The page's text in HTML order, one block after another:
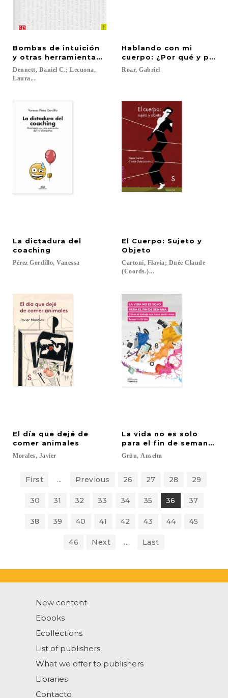
Bombas de intuición
y otras herramientas del pensamiento
Dennett, Daniel C.; Lecuona,
Laura...
Hablando con mi
cuerpo: ¿Por qué y para
Roar, Gabriel
La dictadura del
coaching
Pérez Gordillo, Vanessa
El Cuerpo: Sujeto y
Objeto
Cartoni, Flavia; Duée Claude
(Coords.)...
El día que dejé de
comer animales
Morales, Javier
La vida no es solo
para el fin de semana:
Grün, Anselm
First ... Previous 26 27 28 29
30 31 32 33 34 35 36 37
38 39 40 41 42 43 44 45
46 Next ... Last
New content
Ebooks
Ecollections
List of publishers
What we offer to publishers
Libraries
Contacto